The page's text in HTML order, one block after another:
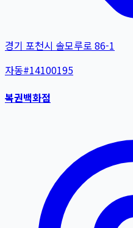
경기 포천시 솔모루로 86-1
자동#14100195
복권백화점